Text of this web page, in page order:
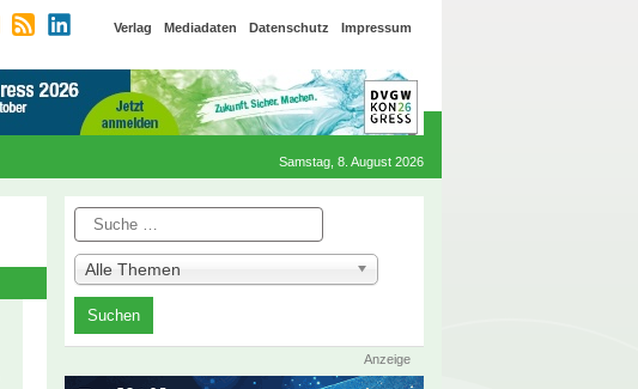
Verlag Mediadaten Datenschutz Impressum
Samstag, 8. August 2026
Suche
Alle Themen
Anzeige